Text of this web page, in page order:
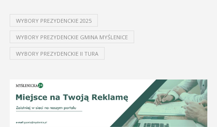
WYBORY PREZYDENCKIE 2025
WYBORY PREZYDENCKIE GMINA MYŚLENICE
WYBORY PREZYDENCKIE II TURA